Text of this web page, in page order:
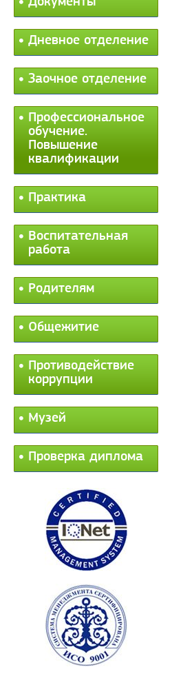
Дневное отделение
Заочное отделение
Профессиональное
обучение.
Повышение
квалификации
Практика
Воспитательная
работа
Родителям
Общежитие
Противодействие
коррупции
Музей
Проверка диплома